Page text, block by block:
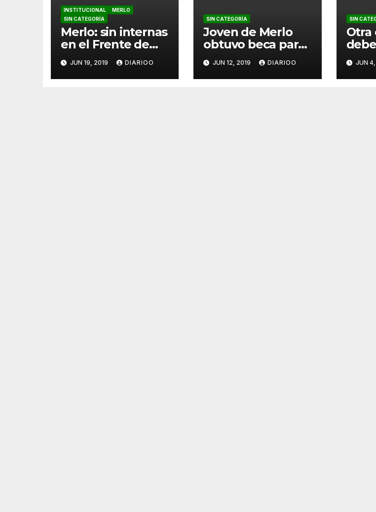
INSTITUCIONAL
MERLO
SIN CATEGORÍA
Merlo: sin internas
en el Frente de
Todos
JUN 19, 2019 DIARIOO
SIN CATEGORÍA
Joven de Merlo
obtuvo beca para
capacitarse en
Silicon Valley
JUN 12, 2019 DIARIOO
SIN
Otra
crisis
JUN